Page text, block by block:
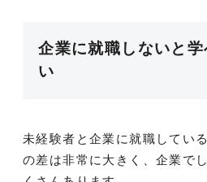
企業に就職しないと
い
未経験者と企業に就職してい
の差は非常に大きく、企業で